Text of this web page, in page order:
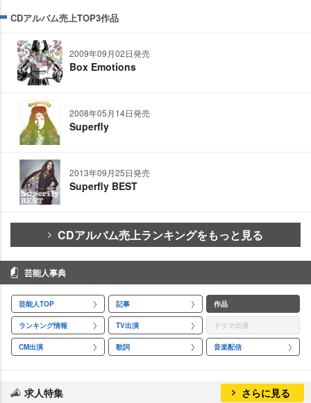
CDアルバム売上TOP3作品
2009年09月02日発売
Box Emotions
2008年05月14日発売
Superfly
2013年09月25日発売
Superfly BEST
CDアルバム売上ランキングをもっと見る
芸能人事典
芸能人TOP 記事 作品
ランキング情報 TV出演 ドラマ出演
CM出演 歌詞 音楽配信
求人特集 さらに見る